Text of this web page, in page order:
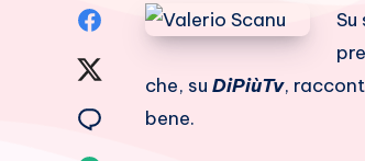
Condividi
Facebook
Twitter
Condividi
Su
che, su DiPiùTv,
bene.